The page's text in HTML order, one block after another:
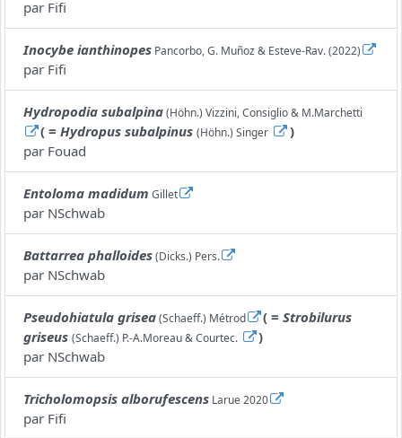
par Fifi
Inocybe ianthinopes Pancorbo, G. Muñoz & Esteve-Rav. (2022)
par Fifi
Hydropodia subalpina(Höhn.) Vizzini, Consiglio & M.Marchetti
( =Hydropus subalpinus (Höhn.) Singer
)
par Fouad
Entoloma madidum Gillet
par NSchwab
Battarrea phalloides(Dicks.) Pers.
par NSchwab
Pseudohiatula grisea(Schaeff.) Métrod ( =Strobilurus
griseus (Schaeff.) P.-A.Moreau & Courtec.
)
par NSchwab
Tricholomopsis alborufescens Larue 2020
par Fifi